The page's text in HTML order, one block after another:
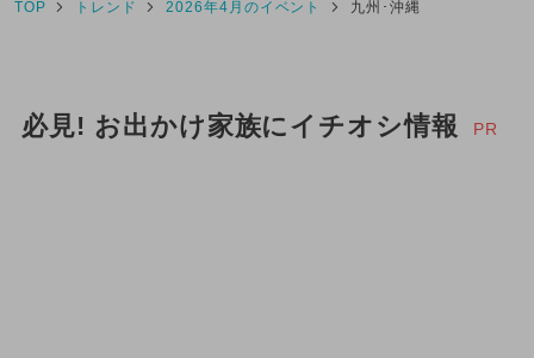
TOP トレンド 2026年4月のイベント 九州･沖縄
必見! お出かけ家族にイチオシ情報 PR